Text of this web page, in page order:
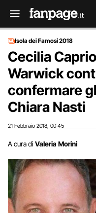
Isola dei Famosi 2018
Cecilia
Warwick
confermare
Chiara Nasti
21 Febbraio 2018 00:45
A cura di Valeria Morini